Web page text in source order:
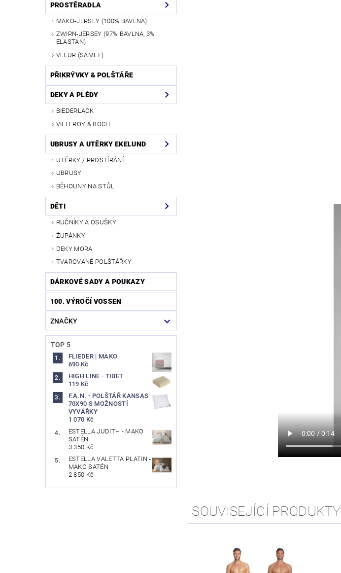
PROSTĚRADLA
MAKO-JERSEY (100% BAVLNA)
ZWIRN-JERSEY (97% BAVLNA, 3%
ELASTAN)
VELUR (SAMET)
PŘIKRÝVKY & POLŠTÁŘE
DEKY A PLÉDY
BIEDERLACK
VILLEROY & BOCH
UBRUSY A UTĚRKY EKELUND
UTĚRKY / PROSTÍRÁNÍ
UBRUSY
BĚHOUNY NA STŮL
DĚTI
RUČNÍKY A OSUŠKY
ŽUPÁNKY
DEKY MORA
TVAROVANÉ POLŠTÁŘKY
DÁRKOVÉ SADY A POUKAZY
100. VÝROČÍ VOSSEN
ZNAČKY
TOP 5
FLIEDER | MAKO
690 Kč
HIGH LINE - TIBET
119 Kč
F.A.N. - POLŠTÁŘ KANSAS
70X90 S MOŽNOSTÍ
VYVÁŘKY
1 070 Kč
ESTELLA JUDITH - MAKO
SATÉN
3 350 Kč
ESTELLA VALETTA PLATIN -
MAKO SATÉN
2 850 Kč
SOUVISEJÍCÍ PRODUKTY